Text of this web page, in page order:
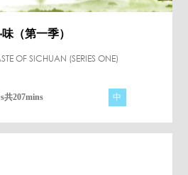
味（第一季）
OF SICHUAN (SERIES ONE)
共207mins 中